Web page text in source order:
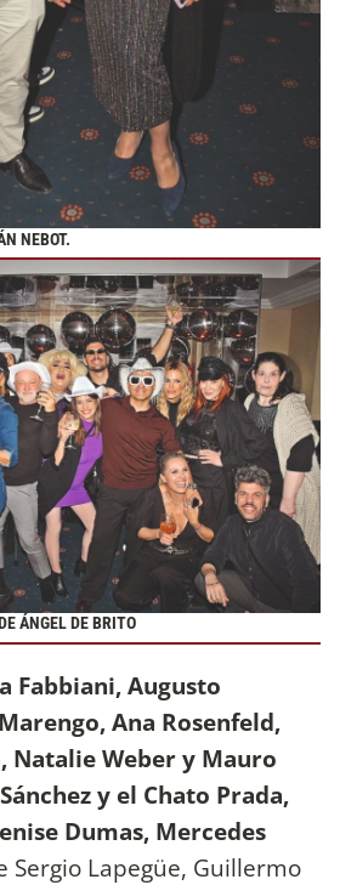
NEBOT.
ÁNGEL DE BRITO
Fabbiani, Augusto
Ana Rosenfeld,
Natalie Weber y Mauro
y el Chato Prada,
Dumas, Mercedes
Sergio Lapegüe, Guillermo